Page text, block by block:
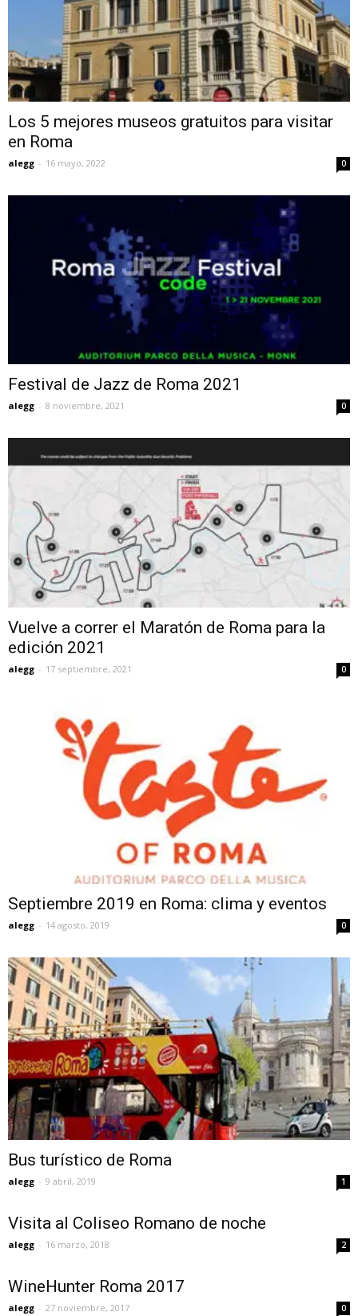
Los 5 mejores museos gratuitos para visitar
en Roma
alegg - 16 mayo, 2022 0
Festival de Jazz de Roma 2021
alegg - 8 noviembre, 2021 0
Vuelve a correr el Maratón de Roma para la
edición 2021
alegg - 17 septiembre, 2021 0
Septiembre 2019 en Roma: clima y eventos
alegg - 14 agosto, 2019 0
Bus turístico de Roma
alegg - 9 abril, 2019 1
Visita al Coliseo Romano de noche
alegg - 16 marzo, 2018 2
WineHunter Roma 2017
alegg - 27 noviembre, 2017 0